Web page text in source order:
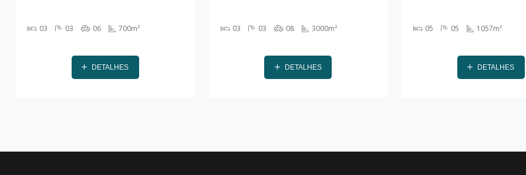
03 03 06 700m²
DETALHES
03 03 08 3000m²
DETALHES
05 05 1057m²
DETALHES